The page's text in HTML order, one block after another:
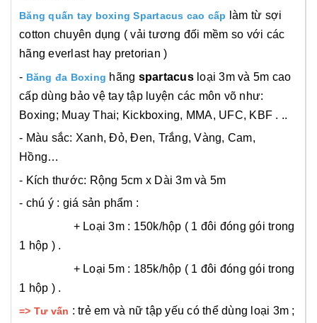
Băng quấn tay boxing Spartacus cao cấp
làm từ sợi
cotton chuyên dụng ( vải tương đối mềm so với các
hãng everlast hay pretorian )
- Băng đa Boxing hãng spartacusloại 3m và 5m cao
cấp dùng bảo vệ tay tập luyện các môn võ như:
Boxing; Muay Thai; Kickboxing, MMA, UFC, KBF . ..
- Màu sắc: Xanh, Đỏ, Đen, Trắng, Vàng, Cam,
Hồng…
- Kích thước: Rộng 5cm x Dài 3m và 5m
- chú ý : giá sản phẩm :
+ Loại 3m : 150k/hộp ( 1 đôi đóng gói trong
1 hộp ) .
+ Loại 5m : 185k/hộp ( 1 đôi đóng gói trong
1 hộp ) .
=> Tư vấn : trẻ em và nữ tập yếu có thể dùng loại 3m ;